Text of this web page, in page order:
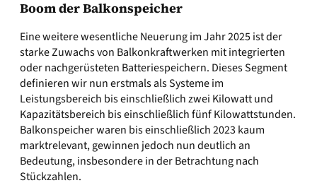
Boom der Balkonspeicher
Eine weitere wesentliche Neuerung im Jahr 2025 ist der
starke Zuwachs von Balkonkraftwerken mit integrierten
oder nachgerüsteten Batteriespeichern. Dieses Segment
definieren wir nun erstmals als Systeme im
Leistungsbereich bis einschließlich zwei Kilowatt und
Kapazitätsbereich bis einschließlich fünf Kilowattstunden.
Balkonspeicher waren bis einschließlich 2023 kaum
marktrelevant, gewinnen jedoch nun deutlich an
Bedeutung, insbesondere in der Betrachtung nach
Stückzahlen.